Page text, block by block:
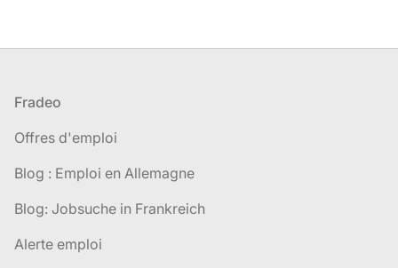
Pied de page
Fradeo
Offres d'emploi
Blog : Emploi en Allemagne
Blog: Jobsuche in Frankreich
Alerte emploi